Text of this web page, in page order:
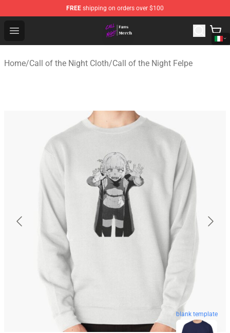
FREE shipping on orders over $100
Open menu
Call of the Night Store - Official Call of the Night
Home/Call of the Night Cloth/Call of the Night Felpe
blank template